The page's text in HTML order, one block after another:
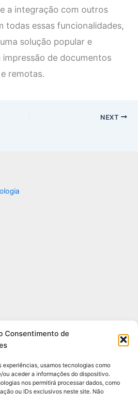
Consentimento de
experiências, usamos tecnologias como
aceder a informações do dispositivo.
nos permitirá processar dados, como
ou IDs exclusivos neste site. Não
a integração com outros
todas essas funcionalidades,
solução popular e
de documentos
remotas.
NEXT
Cookies